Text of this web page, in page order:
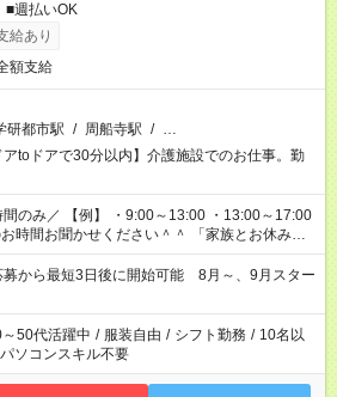
週払いOK
給あり
額支給
研都市駅 / 周船寺駅 / …
アtoドアで30分以内】介護施設でのお仕事。勤
のみ／ 【例】 ・9:00～13:00 ・13:00～17:00
聞かせください＾＾ 「家族とお休みを
余裕を持って夕飯の準備がしたい」 「できれば
」 など、ご希望があれば教えてくださいね。
方へ 今ご覧のお仕事で希望する勤務時間と、
の勤務時間。 合計で週40時間を超える場合は
から最短3日後に開始可能 8月～、9月スター
50代活躍中 / 服装自由 / シフト勤務 / 10名以
パソコンスキル不要